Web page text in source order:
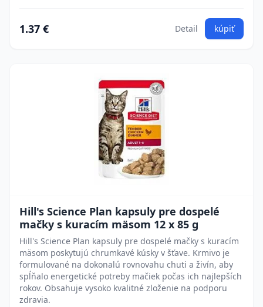
1.37 € Detail kúpiť
Hill's Science Plan kapsuly pre dospelé
mačky s kuracím mäsom 12 x 85 g
Hill's Science Plan kapsuly pre dospelé mačky s kuracím
mäsom poskytujú chrumkavé kúsky v šťave. Krmivo je
formulované na dokonalú rovnovahu chuti a živín, aby
spĺňalo energetické potreby mačiek počas ich najlepších
rokov. Obsahuje vysoko kvalitné zloženie na podporu
zdravia.